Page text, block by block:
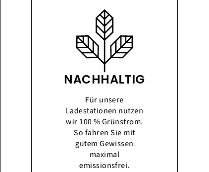
NACHHALTIG
Für unsere
Ladestationen nutzen
wir 100 % Grünstrom.
So fahren Sie mit
gutem Gewissen
maximal
emissionsfrei.